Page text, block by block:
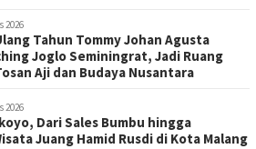
2026
Tahun Tommy Johan Agusta
Joglo Seminingrat, Jadi Ruang
Aji dan Budaya Nusantara
2026
Dari Sales Bumbu hingga
Juang Hamid Rusdi di Kota Malang